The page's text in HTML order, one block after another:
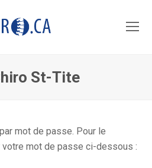
St-Tite
mot de passe. Pour le
mot de passe ci-dessous :